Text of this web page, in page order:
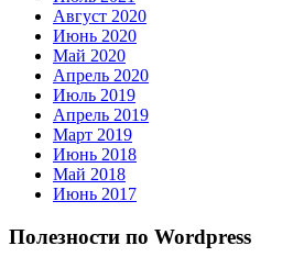
Август 2020
Июнь 2020
Май 2020
Апрель 2020
Июль 2019
Апрель 2019
Март 2019
Июнь 2018
Май 2018
Июнь 2017
Полезности по Wordpress